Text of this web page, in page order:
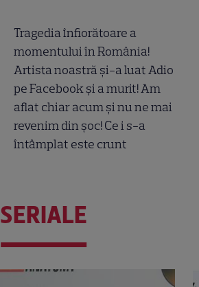
Tragedia înfiorătoare a
momentului în România!
Artista noastră și-a luat Adio
pe Facebook și a murit! Am
aflat chiar acum și nu ne mai
revenim din șoc! Ce i s-a
întâmplat este crunt
SERIALE